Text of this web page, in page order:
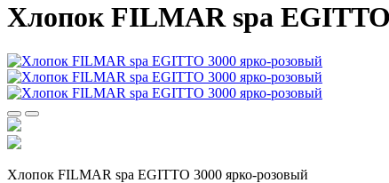
Хлопок FILMAR spa
Хлопок FILMAR spa EGITTO 3000 ярко-розовый